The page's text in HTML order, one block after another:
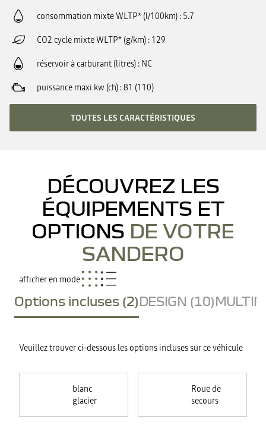
consommation mixte WLTP* (l/100km) 5.7
CO2 cycle mixte WLTP* (g/km) 129
réservoir à carburant (litres) NC
puissance maxi kw (ch) 81 (110)
TOUTES LES CARACTÉRISTIQUES
DÉCOUVREZ LES
ÉQUIPEMENTS ET
OPTIONS DE VOTRE
SANDERO
afficher en mode
Options incluses (2)DESIGN (10)
Veuillez trouver ci-dessous les options incluses sur ce véhicule
blanc
glacier
Roue de
secours